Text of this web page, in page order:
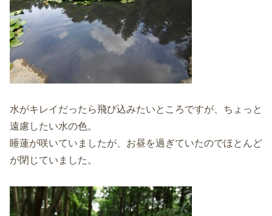
水がキレイだったら飛び込みたいところですが、ちょっと
遠慮したい水の色。
睡蓮が咲いていましたが、お昼を過ぎていたのでほとんど
が閉じていました。